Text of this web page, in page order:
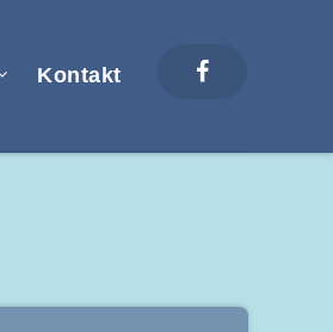
Kontakt